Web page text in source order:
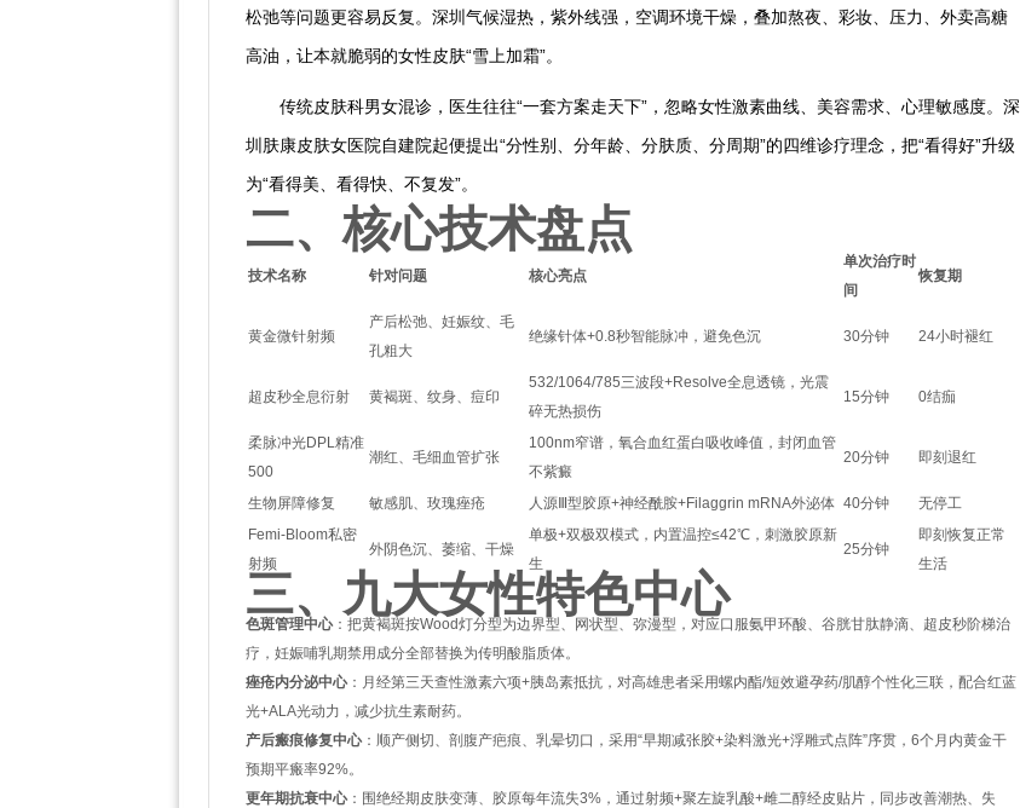
松弛等问题更容易反复。深圳气候湿热，紫外线强，空调环境干燥，叠加熬夜、彩妆、压力、外卖高糖
高油，让本就脆弱的女性皮肤“雪上加霜”。
传统皮肤科男女混诊，医生往往“一套方案走天下”，忽略女性激素曲线、美容需求、心理敏感度。深
圳肤康皮肤女医院自建院起便提出“分性别、分年龄、分肤质、分周期”的四维诊疗理念，把“看得好”升级
为“看得美、看得快、不复发”。
二、核心技术盘点
技术名称 针对问题 核心亮点
单次治疗时
间
恢复期
黄金微针射频
产后松弛、妊娠纹、毛
孔粗大
绝缘针体+0.8秒智能脉冲，避免色沉 30分钟 24小时褪红
超皮秒全息衍射 黄褐斑、纹身、痘印
532/1064/785三波段+Resolve全息透镜，光震
碎无热损伤
15分钟 0结痂
柔脉冲光DPL精准
500
潮红、毛细血管扩张
100nm窄谱，氧合血红蛋白吸收峰值，封闭血管
不紫癜
20分钟 即刻退红
生物屏障修复 敏感肌、玫瑰痤疮 人源Ⅲ型胶原+神经酰胺+Filaggrin mRNA外泌体 40分钟
无停工
Femi-Bloom私密
射频
外阴色沉、萎缩、干燥
单极+双极双模式，内置温控≤42℃，刺激胶原新
生
25分钟
即刻恢复正常
生活
三、九大女性特色中心
色斑管理中心：把黄褐斑按Wood灯分型为边界型、网状型、弥漫型，对应口服氨甲环酸、谷胱甘肽静滴、超皮秒阶梯治
疗，妊娠哺乳期禁用成分全部替换为传明酸脂质体。
痤疮内分泌中心：月经第三天查性激素六项+胰岛素抵抗，对高雄患者采用螺内酯/短效避孕药/肌醇个性化三联，配合红蓝
光+ALA光动力，减少抗生素耐药。
产后瘢痕修复中心：顺产侧切、剖腹产疤痕、乳晕切口，采用“早期减张胶+染料激光+浮雕式点阵”序贯，6个月内黄金干
预期平瘢率92%。
更年期抗衰中心：围绝经期皮肤变薄、胶原每年流失3%，通过射频+聚左旋乳酸+雌二醇经皮贴片，同步改善潮热、失